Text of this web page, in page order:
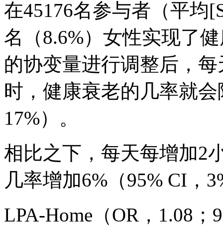
在45176名参与者（平均
名（8.6%）女性实现了
的协变量进行调整后，
时，健康衰老的几率就会
17%）。
相比之下，每天每增加2
几率增加6%（95% CI，
LPA-Home（OR，1.08；